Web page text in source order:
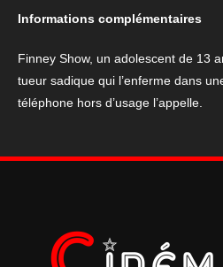
Phone"
Informations complémentaires
Finney Show, un adolescent de 13
tueur sadique qui l’enferme dans
téléphone hors d’usage l’appelle.